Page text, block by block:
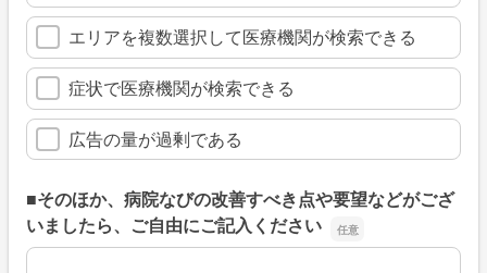
エリアを複数選択して医療機関が検索できる
症状で医療機関が検索できる
広告の量が過剰である
■そのほか、病院なびの改善すべき点や要望などがござ
いましたら、ご自由にご記入ください
■そのほか、病院なびの改善すべき点や要望などがござい